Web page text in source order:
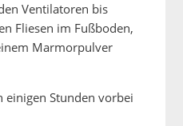
Ventilatoren bis
Fliesen im Fußboden,
Marmorpulver
einigen Stunden vorbei